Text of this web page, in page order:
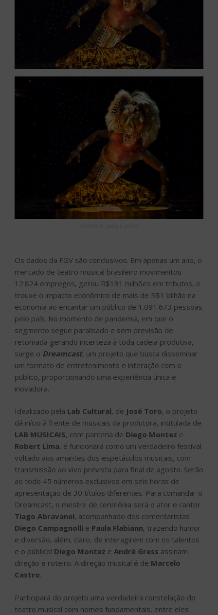
Os dados da FGV são conclusivos. Em apenas um ano, o
mercado de teatro musical brasileiro movimentou
12.824 empregos, gerou R$131 milhões em tributos, e
trouxe o impacto econômico de mais de R$1 bilhão na
economia ao encantar um público de 1.091.673 pessoas
pelo país. No momento de pandemia, em que o
segmento segue paralisado e sem previsão de
retomada gerando incerteza à toda cadeia produtiva,
surge o Dreamcast, um projeto que busca disseminar
um formato de entretenimento e interação com o
público, proporcionando uma experiência única e
inovadora.
Idealizado pela Lab Cultural, de José Toro, o projeto
dá início à frente de musicais da produtora, intitulada de
LAB MUSICAIS, com parceria de Diego Montez e
Robert Lima, e funcionará como um verdadeiro festival
voltado aos amantes dos espetáculos musicais, com
transmissão ao vivo prevista para final de agosto. Serão
ao todo 45 números exclusivos em seis horas de
apresentação de 30 títulos diferentes. Para comandar o
Dreamcast, o mestre de cerimônia será o ator e cantor
Tiago Abravanel, acompanhado dos comentaristas
Diego Campagnolli e Paula Flabiann, trazendo humor
e diversão, além, claro, de interagirem com os talentos
e o público! Diego Montez e André Gress assinam
direção e roteiro. A direção musical é de Marcelo
Castro.
Participará do projeto uma verdadeira constelação do
teatro musical com nomes fundamentais, entre eles